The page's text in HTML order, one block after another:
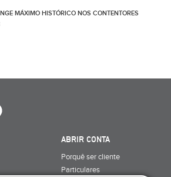
MÁXIMO HISTÓRICO NOS CONTENTORES
ABRIR CONTA
Porquê ser cliente
Particulares